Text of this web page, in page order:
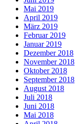
Mai 2019
April 2019
März 2019
Februar 2019
Januar 2019
Dezember 2018
November 2018
Oktober 2018
September 2018
August 2018
Juli 2018
Juni 2018
Mai 2018